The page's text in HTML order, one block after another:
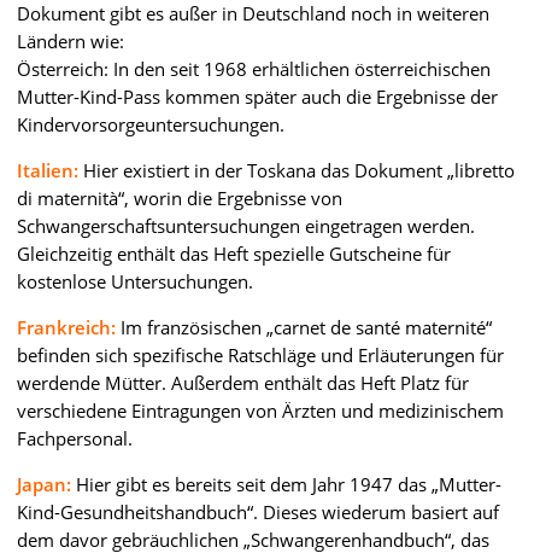
Dokument gibt es außer in Deutschland noch in weiteren
Ländern wie:
Österreich: In den seit 1968 erhältlichen österreichischen
Mutter-Kind-Pass kommen später auch die Ergebnisse der
Kindervorsorgeuntersuchungen.
Italien: Hier existiert in der Toskana das Dokument „libretto
di maternità“, worin die Ergebnisse von
Schwangerschaftsuntersuchungen eingetragen werden.
Gleichzeitig enthält das Heft spezielle Gutscheine für
kostenlose Untersuchungen.
Frankreich: Im französischen „carnet de santé maternité“
befinden sich spezifische Ratschläge und Erläuterungen für
werdende Mütter. Außerdem enthält das Heft Platz für
verschiedene Eintragungen von Ärzten und medizinischem
Fachpersonal.
Japan: Hier gibt es bereits seit dem Jahr 1947 das „Mutter-
Kind-Gesundheitshandbuch“. Dieses wiederum basiert auf
dem davor gebräuchlichen „Schwangerenhandbuch“, das